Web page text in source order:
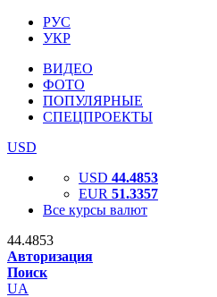
РУС
УКР
ВИДЕО
ФОТО
ПОПУЛЯРНЫЕ
СПЕЦПРОЕКТЫ
USD
USD 44.4853
EUR 51.3357
Все курсы валют
44.4853
Авторизация
Поиск
UA